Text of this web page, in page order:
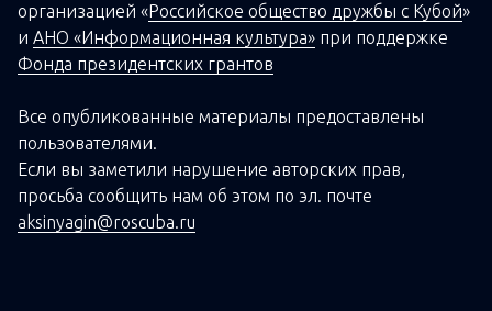
организацией «Российское общество дружбы с Кубой»
и АНО «Информационная культура» при поддержке
Фонда президентских грантов
Все опубликованные материалы предоставлены
пользователями.
Если вы заметили нарушение авторских прав,
просьба сообщить нам об этом по эл. почте
aksinyagin@roscuba.ru